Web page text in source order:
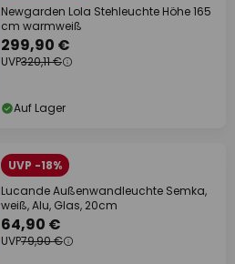
Newgarden Lola Stehleuchte Höhe 165
cm warmweiß
299,90 €
UVP320,11 €
Auf Lager
UVP -18%
Lucande Außenwandleuchte Semka,
weiß, Alu, Glas, 20cm
64,90 €
UVP79,90 €